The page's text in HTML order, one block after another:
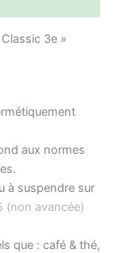
3e »
aux normes
à suspendre sur
(non avancée)
que : café & thé,